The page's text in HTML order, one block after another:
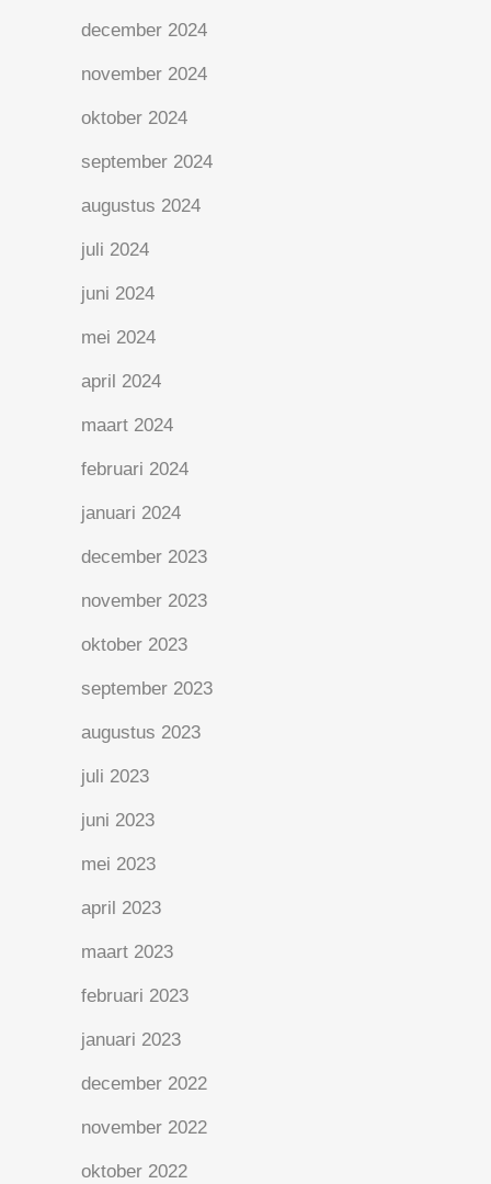
december 2024
november 2024
oktober 2024
september 2024
augustus 2024
juli 2024
juni 2024
mei 2024
april 2024
maart 2024
februari 2024
januari 2024
december 2023
november 2023
oktober 2023
september 2023
augustus 2023
juli 2023
juni 2023
mei 2023
april 2023
maart 2023
februari 2023
januari 2023
december 2022
november 2022
oktober 2022